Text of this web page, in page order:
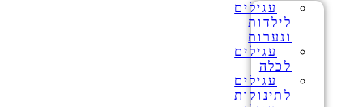
עגילים
לילדות
ונערות
עגילים
לכלה
עגילים
לתינוקות